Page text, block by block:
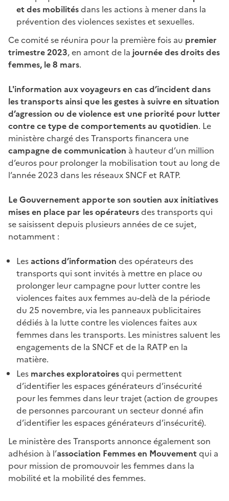
et des mobilitésdans les actions à mener dans la
prévention des violences sexistes et sexuelles.
Ce comité se réunira pour la première fois au premier
trimestre 2023, en amont de la journée des droits des
femmes, le 8 mars.
L'information aux voyageurs en cas d’incident dans
les transports ainsi que les gestes à suivre en situation
d’agression ou de violence est une priorité pour lutter
contre ce type de comportements au quotidien. Le
ministère chargé des Transports financera une
campagne de communication à hauteur d’un million
d’euros pour prolonger la mobilisation tout au long de
l’année 2023 dans les réseaux SNCF et RATP.
Le Gouvernement apporte son soutien aux initiatives
mises en place par les opérateursdes transports qui
se saisissent depuis plusieurs années de ce sujet,
notamment :
Lesactions d’information des opérateurs des
transports qui sont invités à mettre en place ou
prolonger leur campagne pour lutter contre les
violences faites aux femmes au-delà de la période
du 25 novembre, via les panneaux publicitaires
dédiés à la lutte contre les violences faites aux
femmes dans les transports. Les ministres saluent les
engagements de la SNCF et de la RATP en la
matière.
Les marches exploratoiresqui permettent
d’identifier les espaces générateurs d’insécurité
pour les femmes dans leur trajet (action de groupes
de personnes parcourant un secteur donné afin
d’identifier les espaces générateurs d’insécurité).
Le ministère des Transports annonce également son
adhésion à l’association Femmes en Mouvementqui a
pour mission de promouvoir les femmes dans la
mobilité et la mobilité des femmes.